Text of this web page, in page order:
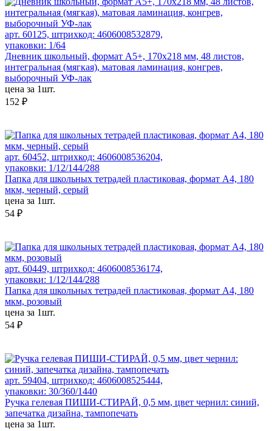
арт. 60125, штрихкод: 4606008532879,
упаковки: 1/64
Дневник школьный, формат А5+, 170х218 мм, 48 листов,
интегральная (мягкая), матовая ламинация, конгрев,
выборочный УФ-лак
цена за 1шт.
152 ₽
арт. 60452, штрихкод: 4606008536204,
упаковки: 1/12/144/288
Папка для школьных тетрадей пластиковая, формат А4, 180
мкм, черный, серый
цена за 1шт.
54 ₽
арт. 60449, штрихкод: 4606008536174,
упаковки: 1/12/144/288
Папка для школьных тетрадей пластиковая, формат А4, 180
мкм, розовый
цена за 1шт.
54 ₽
арт. 59404, штрихкод: 4606008525444,
упаковки: 30/360/1440
Ручка гелевая ПИШИ-СТИРАЙ, 0,5 мм, цвет чернил: синий,
запечатка дизайна, тампопечать
цена за 1шт.